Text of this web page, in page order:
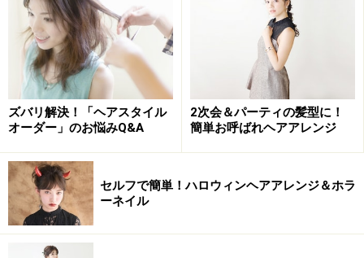
ズバリ解決！「ヘアスタイル
オーダー」のお悩みQ&A
2次会＆パーティの髪型に！
簡単お呼ばれヘアアレンジ
セルフで簡単！ハロウィンヘアアレンジ＆ホラ
ーネイル